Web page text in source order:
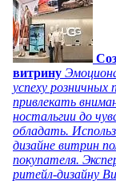
витрину
успеху
привлекать
ностальгии до
обладать.
дизайне витрин
покупателя.
ритейл-дизайну